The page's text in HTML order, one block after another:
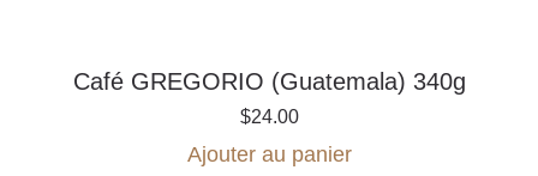
Café GREGORIO (Guatemala) 340g
$24.00
Ajouter au panier